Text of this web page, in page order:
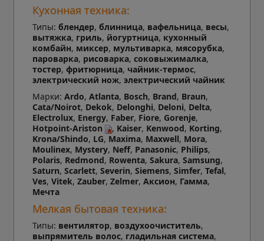
Кухонная техника:
Типы: блендер, блинница, вафельница, весы,
вытяжка, гриль, йогуртница, кухонный
комбайн, миксер, мультиварка, мясорубка,
пароварка, рисоварка, соковыжималка,
тостер, фритюрница, чайник-термос,
электрический нож, электрический чайник
Марки: Ardo, Atlanta, Bosch, Brand, Braun,
Cata/Noirot, Dekok, Delonghi, Deloni, Delta,
Electrolux, Energy, Faber, Fiore, Gorenje,
Hotpoint-Ariston
, Kaiser, Kenwood, Korting,
Krona/Shindo, LG, Maxima, Maxwell, Mora,
Moulinex, Mystery, Neff, Panasonic, Philips,
Polaris, Redmond, Rowenta, Sakura, Samsung,
Saturn, Scarlett, Severin, Siemens, Simfer, Tefal,
Ves, Vitek, Zauber, Zelmer, Аксион, Гамма,
Мечта
Мелкая бытовая техника:
Типы: вентилятор, воздухоочиститель,
выпрямитель волос, гладильная система,